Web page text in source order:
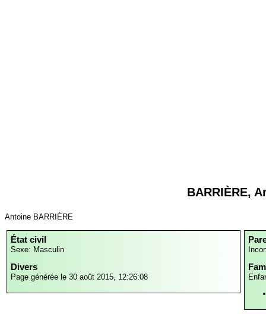
BARRIÈRE,
Antoine BARRIÈRE
État civil
Sexe: Masculin
Divers
Page générée le 30 août 2015, 12:26:08